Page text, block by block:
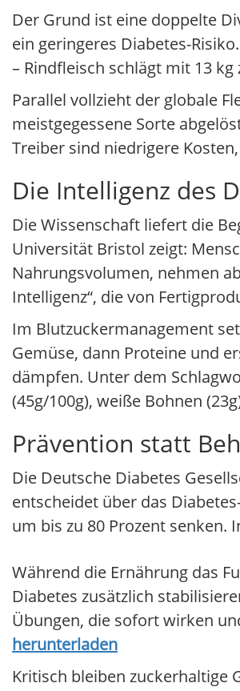
Der Grund ist eine doppelte
ein geringeres Diabetes-
– Rindfleisch schlägt mit 13 kg
Parallel vollzieht der globale
meistgegessene Sorte
Treiber sind niedrigere
Die Intelligenz des
Die Wissenschaft liefert die
Universität Bristol zeigt:
Nahrungsvolumen, nehmen
Intelligenz“, die von
Im Blutzuckermanagement
Gemüse, dann Proteine und
dämpfen. Unter dem
(45g/100g), weiße Bohnen
Prävention statt
Die Deutsche Diabetes
entscheidet über das
um bis zu 80 Prozent senken.
Während die Ernährung das
Diabetes zusätzlich
Übungen, die sofort wirken
herunterladen
Kritisch bleiben zuckerhaltige